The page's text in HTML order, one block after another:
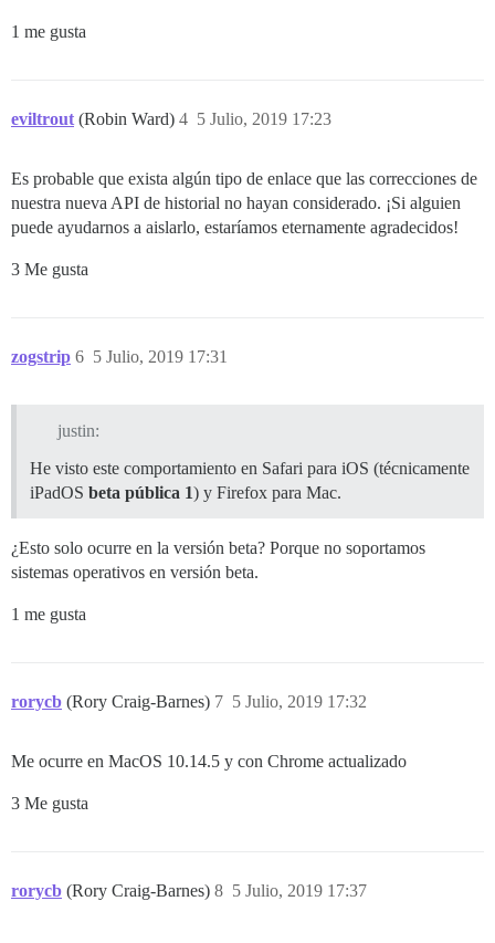
1 me gusta
eviltrout (Robin Ward) 5 Julio, 2019 17:23
4
Es probable que exista algún tipo de enlace que las correcciones de
nuestra nueva API de historial no hayan considerado. ¡Si alguien
puede ayudarnos a aislarlo, estaríamos eternamente agradecidos!
3 Me gusta
zogstrip 5 Julio, 2019 17:31
6
justin:
He visto este comportamiento en Safari para iOS (técnicamente
iPadOS beta pública 1) y Firefox para Mac.
¿Esto solo ocurre en la versión beta? Porque no soportamos
sistemas operativos en versión beta.
1 me gusta
rorycb (Rory Craig-Barnes) 5 Julio, 2019 17:32
7
Me ocurre en MacOS 10.14.5 y con Chrome actualizado
3 Me gusta
rorycb (Rory Craig-Barnes) 5 Julio, 2019 17:37
8